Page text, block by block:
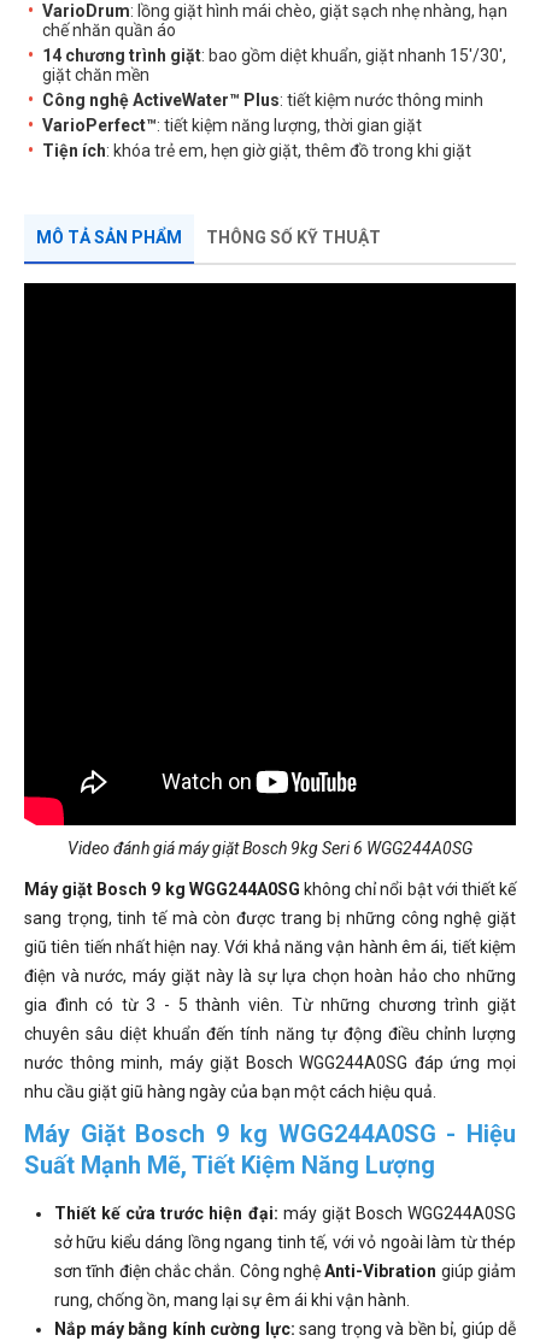
VarioDrum: lồng giặt hình mái chèo, giặt sạch nhẹ nhàng, hạn
chế nhăn quần áo
14 chương trình giặt: bao gồm diệt khuẩn, giặt nhanh 15'/30',
giặt chăn mền
Công nghệ ActiveWater™ Plus: tiết kiệm nước thông minh
VarioPerfect™: tiết kiệm năng lượng, thời gian giặt
Tiện ích: khóa trẻ em, hẹn giờ giặt, thêm đồ trong khi giặt
MÔ TẢ SẢN PHẨM THÔNG SỐ KỸ THUẬT
Video đánh giá máy giặt Bosch 9kg Seri 6 WGG244A0SG
Máy giặt Bosch 9 kg WGG244A0SG không chỉ nổi bật với thiết kế
sang trọng, tinh tế mà còn được trang bị những công nghệ giặt
giũ tiên tiến nhất hiện nay. Với khả năng vận hành êm ái, tiết kiệm
điện và nước, máy giặt này là sự lựa chọn hoàn hảo cho những
gia đình có từ 3 - 5 thành viên. Từ những chương trình giặt
chuyên sâu diệt khuẩn đến tính năng tự động điều chỉnh lượng
nước thông minh, máy giặt Bosch WGG244A0SG đáp ứng mọi
nhu cầu giặt giũ hàng ngày của bạn một cách hiệu quả.
Máy Giặt Bosch 9 kg WGG244A0SG - Hiệu
Suất Mạnh Mẽ, Tiết Kiệm Năng Lượng
Thiết kế cửa trước hiện đại: máy giặt Bosch WGG244A0SG
sở hữu kiểu dáng lồng ngang tinh tế, với vỏ ngoài làm từ thép
sơn tĩnh điện chắc chắn. Công nghệAnti-Vibration giúp giảm
rung, chống ồn, mang lại sự êm ái khi vận hành.
Nắp máy bằng kính cường lực: sang trọng và bền bỉ, giúp dễ